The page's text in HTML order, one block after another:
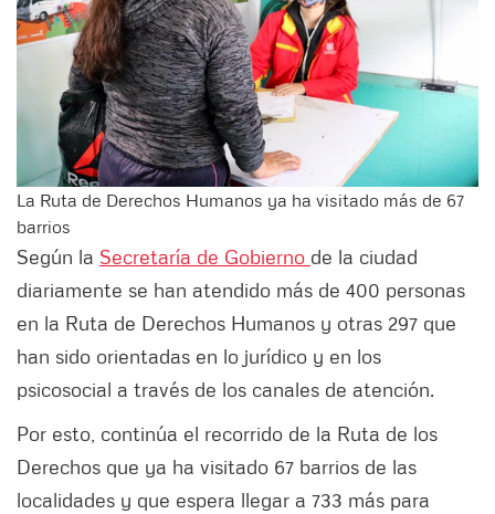
La Ruta de Derechos Humanos ya ha visitado más de 67
barrios
Según la Secretaría de Gobierno de la ciudad
diariamente se han atendido más de 400 personas
en la Ruta de Derechos Humanos y otras 297 que
han sido orientadas en lo jurídico y en los
psicosocial a través de los canales de atención.
Por esto, continúa el recorrido de la Ruta de los
Derechos que ya ha visitado 67 barrios de las
localidades y que espera llegar a 733 más para